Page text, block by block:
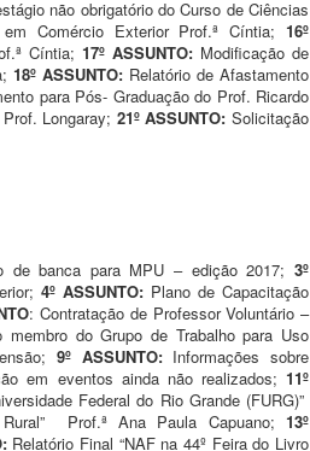
não obrigatório do Curso de Ciências
Comércio Exterior Prof.ª Cíntia;16º
Cíntia; 17º ASSUNTO:Modificação de
18º ASSUNTO: Relatório de Afastamento
para Pós- Graduação do Prof. Ricardo
Longaray; 21º ASSUNTO:Solicitação
de banca para MPU – edição 2017;3º
4º ASSUNTO: Plano de Capacitação
: Contratação de Professor Voluntário –
do Grupo de Trabalho para Uso
9º ASSUNTO: Informações sobre
em eventos ainda não realizados;11º
Federal do Rio Grande (FURG)”
Rural” Prof.ª Ana Paula Capuano;13º
Relatório Final “NAF na 44º Feira do Livro